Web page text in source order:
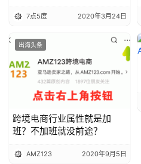
7点5度 2020年3月24日
出海头条
跨境电商行业属性就是加
班？不加班就没前途？
AMZ123 2020年9月5日